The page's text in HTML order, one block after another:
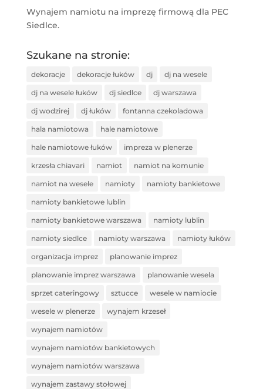
Wynajem namiotu na imprezę firmową dla PEC
Siedlce.
Szukane na stronie:
dekoracje dekoracje łuków dj dj na wesele
dj na wesele łuków dj siedlce dj warszawa
dj wodzirej dj łuków fontanna czekoladowa
hala namiotowa hale namiotowe
hale namiotowe łuków impreza w plenerze
krzesła chiavari namiot namiot na komunie
namiot na wesele namioty namioty bankietowe
namioty bankietowe lublin
namioty bankietowe warszawa namioty lublin
namioty siedlce namioty warszawa namioty łuków
organizacja imprez planowanie imprez
planowanie imprez warszawa planowanie wesela
sprzet cateringowy sztucce wesele w namiocie
wesele w plenerze wynajem krzeseł
wynajem namiotów
wynajem namiotów bankietowych
wynajem namiotów warszawa
wynajem zastawy stołowej